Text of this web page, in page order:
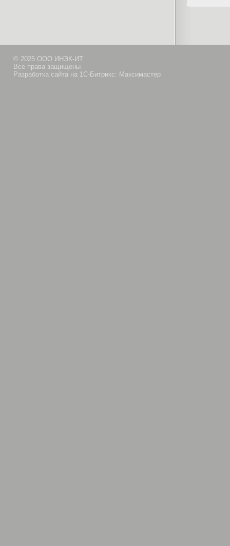
© 2025 ООО ИНЭК-ИТ
Все права защищены
Разработка сайта на 1С-Битрикс: Максимастер